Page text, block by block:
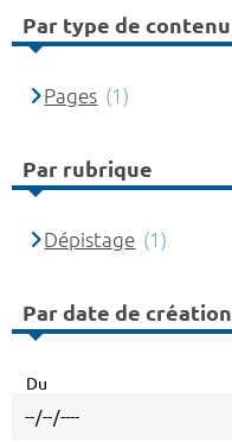
Par type de contenu
Pages (1)
Par rubrique
Dépistage (1)
Par date de création
Du